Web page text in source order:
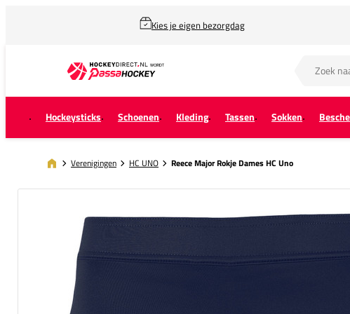
Kies je eigen bezorgdag
Hockeysticks Schoenen Kleding Tassen Sokken
Verenigingen HC UNO Reece Major Rokje Dames HC Uno